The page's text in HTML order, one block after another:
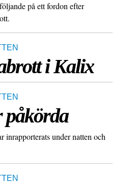
på ett fordon efter
i Kalix
påkörda
inrapporterats under natten och